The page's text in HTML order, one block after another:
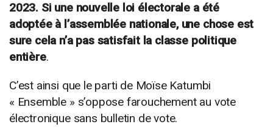
2023. Si une nouvelle loi électorale a été
adoptée à l’assemblée nationale, une chose est
sure cela n’a pas satisfait la classe politique
entière.
C’est ainsi que le parti de Moïse Katumbi
« Ensemble » s’oppose farouchement au vote
électronique sans bulletin de vote.